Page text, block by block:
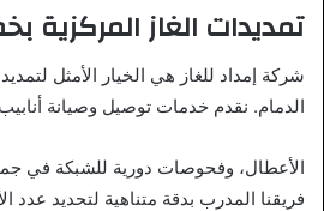
تمديدات الغاز
شركة إمداد للغاز هي الخيار الأمثل
الدمام. نقدم خدمات توصيل وصيانة أنابيب
الأعطال، وفحوصات دورية للشبكة في
فريقنا المدرب بدقة متناهية لتحديد عدد